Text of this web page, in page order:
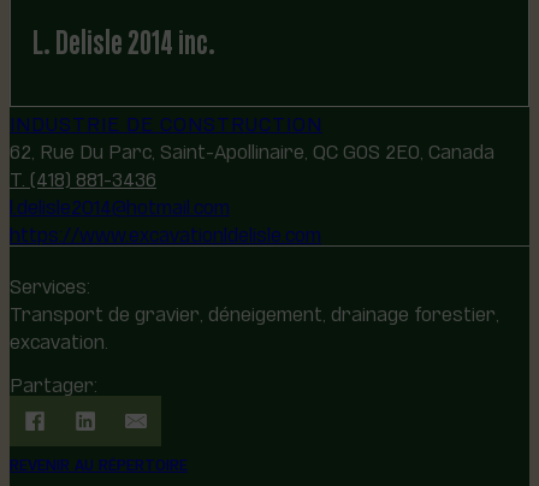
L. Delisle 2014 inc.
INDUSTRIE DE CONSTRUCTION
62, Rue Du Parc, Saint-Apollinaire, QC G0S 2E0, Canada
T. (418) 881-3436
l.delisle2014@hotmail.com
https://www.excavationldelisle.com
Services:
Transport de gravier, déneigement, drainage forestier,
excavation.
Partager:
REVENIR AU RÉPERTOIRE